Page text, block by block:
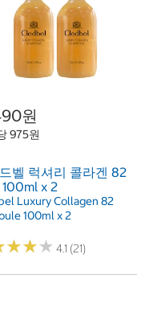
원
975원
벨 럭셔리 콜라겐 82
x 2
Luxury Collagen 82
100ml x 2
★★★
★★★ 4.1 (21)